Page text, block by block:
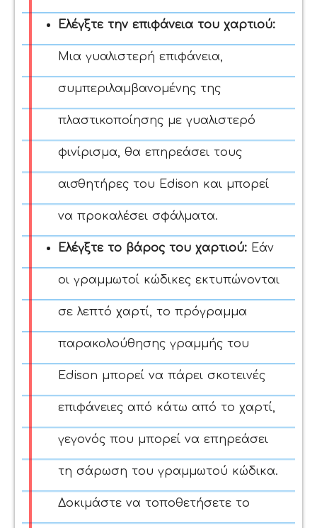
Ελέγξτε την επιφάνεια του χαρτιού:
Μια γυαλιστερή επιφάνεια,
συμπεριλαμβανομένης της
πλαστικοποίησης με γυαλιστερό
φινίρισμα, θα επηρεάσει τους
αισθητήρες του Edison και μπορεί
να προκαλέσει σφάλματα.
Ελέγξτε το βάρος του χαρτιού: Εάν
οι γραμμωτοί κώδικες εκτυπώνονται
σε λεπτό χαρτί, το πρόγραμμα
παρακολούθησης γραμμής του
Edison μπορεί να πάρει σκοτεινές
επιφάνειες από κάτω από το χαρτί,
γεγονός που μπορεί να επηρεάσει
τη σάρωση του γραμμωτού κώδικα.
Δοκιμάστε να τοποθετήσετε το